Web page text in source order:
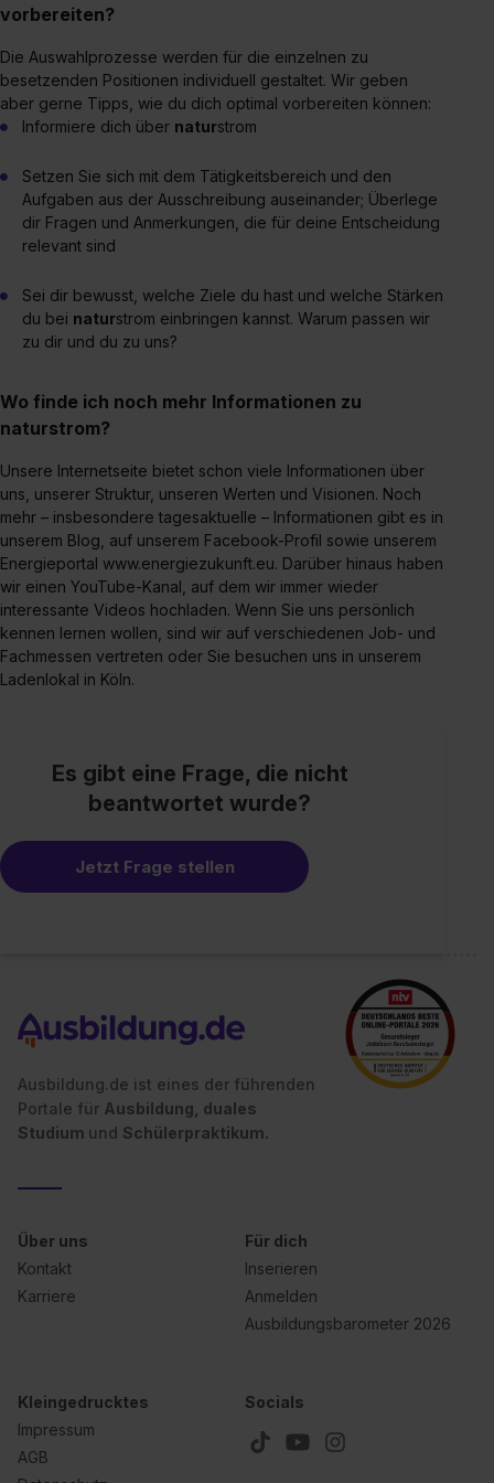
Eine Erlaubnis hierfür kannst du auch später noch im
bestimmte Verwendungszwecke zulassen, triff deine
Auswahl über die Checkboxen und klick auf „Auswahl
erlauben“. Die Einwilligung zur Platzierung von Cookies
Media und Marketing“ umfasst hierbei die Einwilligung
zur Übermittlung deiner Daten in die USA (Art. 49 Abs. 1
S. 1 lit. a) DS-GVO). Die USA verfügen über kein
angemessenes Datenschutzniveau (EuGH – Schrems
Wirkung für die Zukunft ganz oder teilweise über unsere
Datenschutzerklärung unter dem Punkt „Datenschutz-
zeigen“. Weitere Informationen:Datenschutzerklärung
Impressum
vorbereiten?
Die Auswahlprozesse werden für die einzelnen zu
besetzenden Positionen individuell gestaltet. Wir geben
aber gerne Tipps, wie du dich optimal vorbereiten können:
Informiere dich über naturstrom
Setzen Sie sich mit dem Tätigkeitsbereich und den
Aufgaben aus der Ausschreibung auseinander; Überlege
dir Fragen und Anmerkungen, die für deine Entscheidung
relevant sind
Sei dir bewusst, welche Ziele du hast und welche Stärken
du bei naturstrom einbringen kannst. Warum passen wir
zu dir und du zu uns?
Wo finde ich noch mehr Informationen zu
naturstrom?
Unsere Internetseite bietet schon viele Informationen über
uns, unserer Struktur, unseren Werten und Visionen. Noch
mehr – insbesondere tagesaktuelle – Informationen gibt es in
unserem Blog, auf unserem Facebook-Profil sowie unserem
Energieportal www.energiezukunft.eu. Darüber hinaus haben
wir einen YouTube-Kanal, auf dem wir immer wieder
interessante Videos hochladen. Wenn Sie uns persönlich
kennen lernen wollen, sind wir auf verschiedenen Job- und
Fachmessen vertreten oder Sie besuchen uns in unserem
Ladenlokal in Köln.
Es gibt eine Frage, die nicht
beantwortet wurde?
Jetzt Frage stellen
Ausbildung.de ist eines der führenden
Portale für Ausbildung, duales
Studium und Schülerpraktikum.
Über uns
Kontakt
Karriere
Für dich
Inserieren
Anmelden
Ausbildungsbarometer 2026
Kleingedrucktes
Impressum
AGB
Socials